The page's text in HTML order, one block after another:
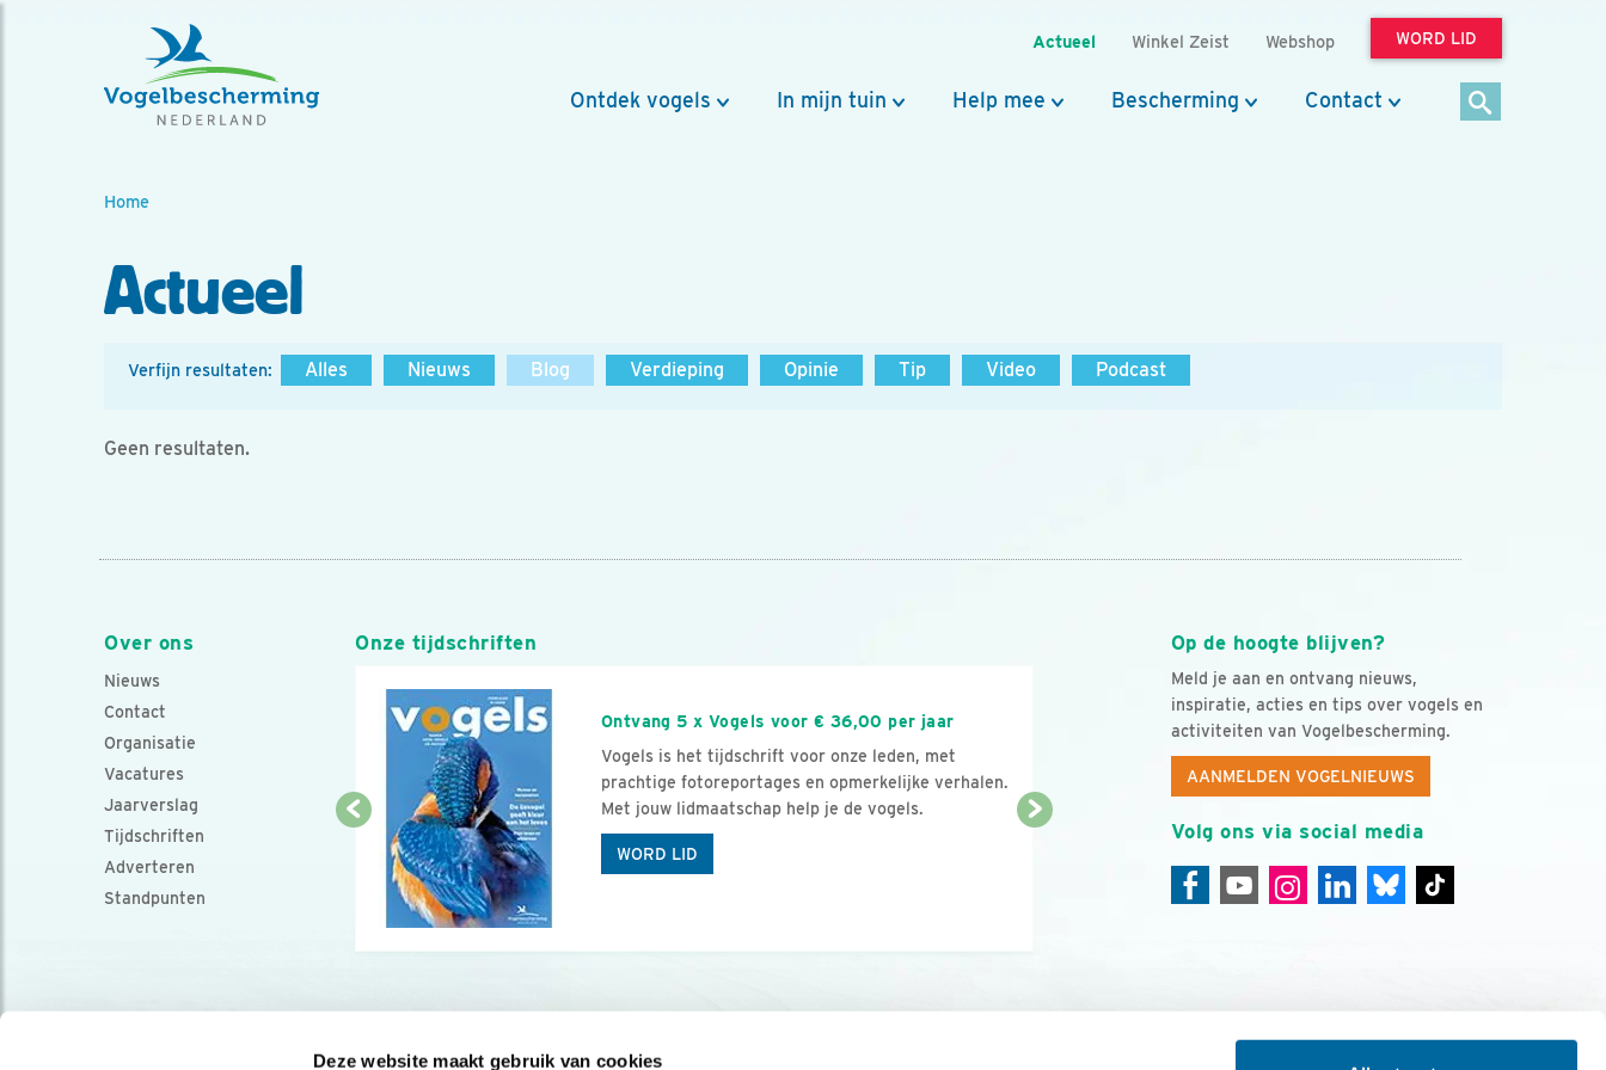
Deze website maakt gebruik van cookies
Actueel Winkel Zeist Webshop WORD LID
Ontdek vogels In mijn tuin Help mee Bescherming Contact
Home
Actueel
Verfijn resultaten: Alles Nieuws Blog Verdieping Opinie Tip Video Podcast
Geen resultaten.
Over ons
Nieuws
Contact
Organisatie
Vacatures
Jaarverslag
Tijdschriften
Adverteren
Standpunten
Op de hoogte blijven?
Meld je aan en ontvang nieuws,
inspiratie, acties en tips over vogels en
activiteiten van Vogelbescherming.
AANMELDEN VOGELNIEUWS
Volg ons via social media
Onze tijdschriften
Ontvang 5 x Vogels voor € 36,00 per jaar
Vogels is het tijdschrift voor onze leden, met
prachtige fotoreportages en opmerkelijke verhalen.
Met jouw lidmaatschap help je de vogels.
WORD LID